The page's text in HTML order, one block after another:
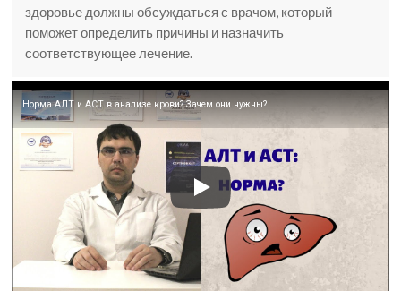
здоровье должны обсуждаться с врачом, который
поможет определить причины и назначить
соответствующее лечение.
Норма АЛТ и АСТ в анализе крови? Зачем они нужны?